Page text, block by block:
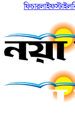
ফিচারলাইফস্টাইল